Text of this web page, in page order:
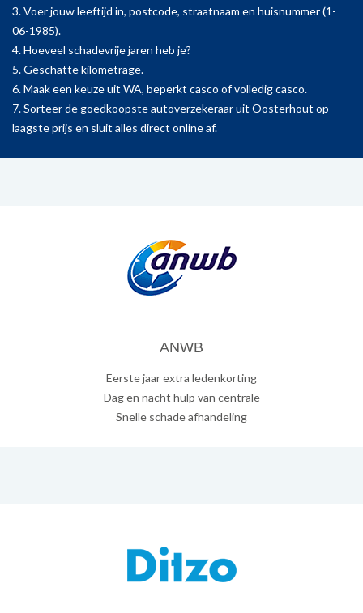
3. Voer jouw leeftijd in, postcode, straatnaam en huisnummer (1-
06-1985).
4. Hoeveel schadevrije jaren heb je?
5. Geschatte kilometrage.
6. Maak een keuze uit WA, beperkt casco of volledig casco.
7. Sorteer de goedkoopste autoverzekeraar uit Oosterhout op
laagste prijs en sluit alles direct online af.
ANWB
Eerste jaar extra ledenkorting
Dag en nacht hulp van centrale
Snelle schade afhandeling